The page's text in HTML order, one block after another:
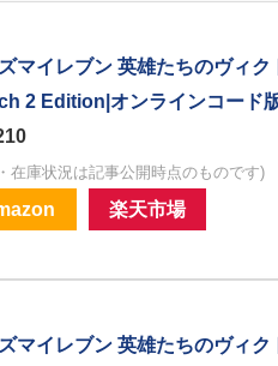
マイレブン 英雄たちのヴィ
2 Edition|オンラインコード
在庫状況は記事公開時点のものです)
楽天市場
マイレブン 英雄たちのヴィ